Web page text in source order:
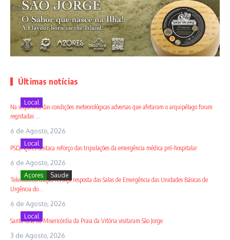
Últimas notícias
Local
Na sequência das condições meteorológicas adversas que afetaram o arquipélago foram
registadas ...
6 de Agosto, 2026
Local
PSD/Açores destaca reforço das tripulações da emergência médica pré-hospitalar
6 de Agosto, 2026
Açores Saude
Telemonitorização reforça resposta das Salas de Emergência das Unidades Básicas de
Urgência do...
6 de Agosto, 2026
Local
Santa Casa da Misericórdia da Praia da Vitória visitaram São Jorge
3 de Agosto, 2026